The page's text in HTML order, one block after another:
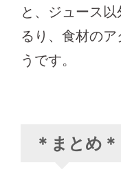
と、ジュース
るり、食材の
うです。
＊まとめ＊